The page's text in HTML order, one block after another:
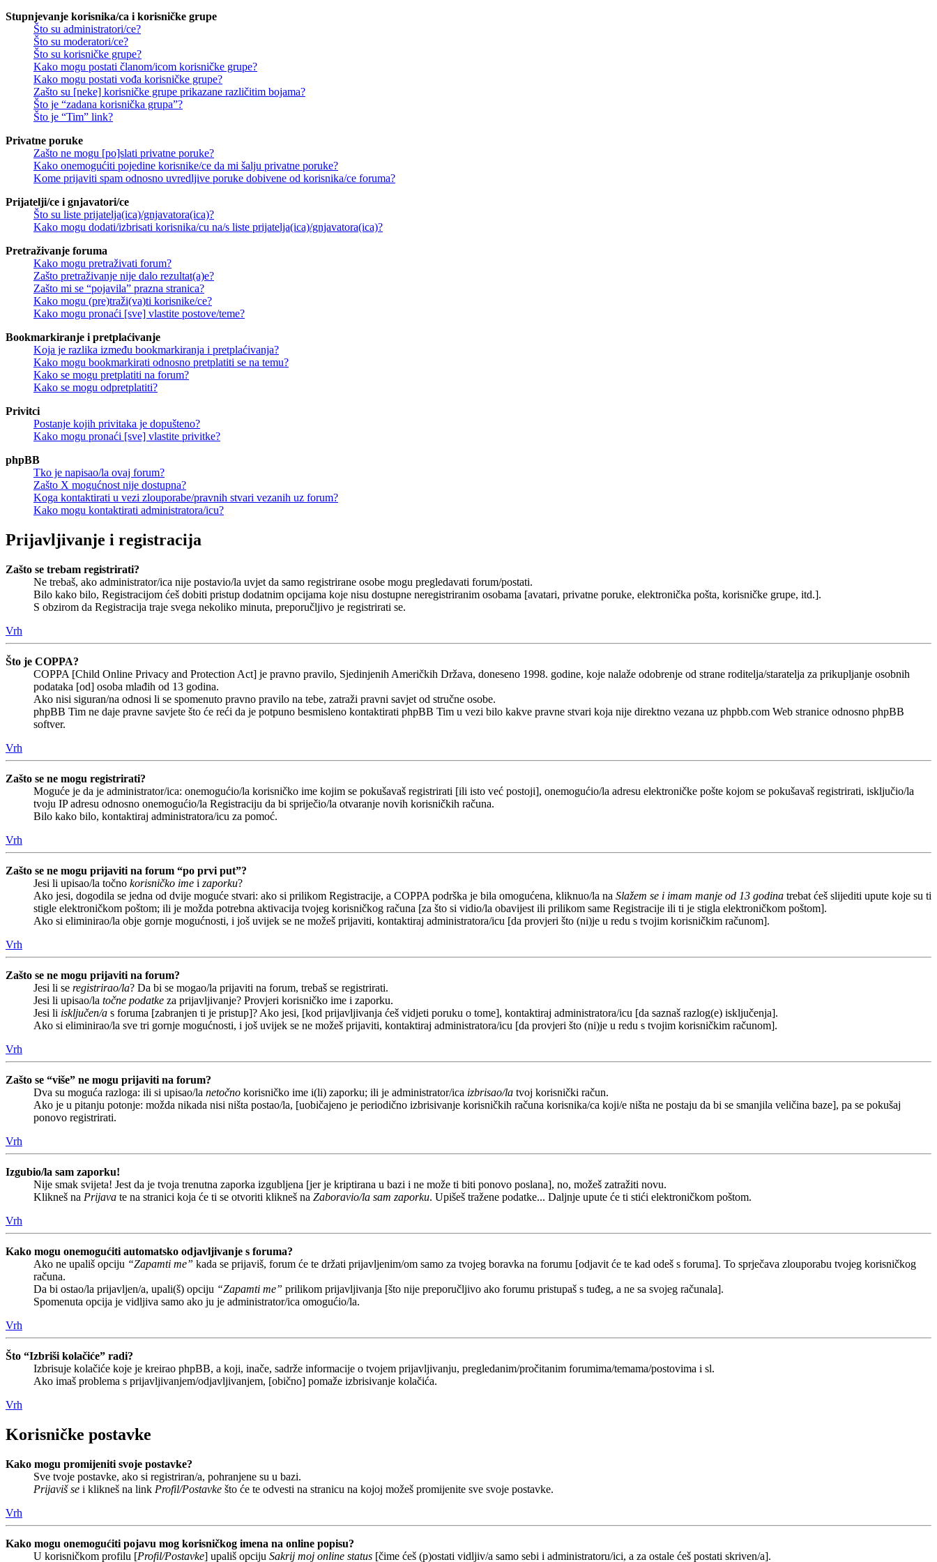
Stupnjevanje korisnika/ca i korisničke grupe
Što su administratori/ce?
Što su moderatori/ce?
Što su korisničke grupe?
Kako mogu postati članom/icom korisničke grupe?
Kako mogu postati vođa korisničke grupe?
Zašto su [neke] korisničke grupe prikazane različitim bojama?
Što je “zadana korisnička grupa”?
Što je “Tim” link?
Privatne poruke
Zašto ne mogu [po]slati privatne poruke?
Kako onemogućiti pojedine korisnike/ce da mi šalju privatne poruke?
Kome prijaviti spam odnosno uvredljive poruke dobivene od korisnika/ce foruma?
Prijatelji/ce i gnjavatori/ce
Što su liste prijatelja(ica)/gnjavatora(ica)?
Kako mogu dodati/izbrisati korisnika/cu na/s liste prijatelja(ica)/gnjavatora(ica)?
Pretraživanje foruma
Kako mogu pretraživati forum?
Zašto pretraživanje nije dalo rezultat(a)e?
Zašto mi se “pojavila” prazna stranica?
Kako mogu (pre)traži(va)ti korisnike/ce?
Kako mogu pronaći [sve] vlastite postove/teme?
Bookmarkiranje i pretplaćivanje
Koja je razlika između bookmarkiranja i pretplaćivanja?
Kako mogu bookmarkirati odnosno pretplatiti se na temu?
Kako se mogu pretplatiti na forum?
Kako se mogu odpretplatiti?
Privitci
Postanje kojih privitaka je dopušteno?
Kako mogu pronaći [sve] vlastite privitke?
phpBB
Tko je napisao/la ovaj forum?
Zašto X mogućnost nije dostupna?
Koga kontaktirati u vezi zlouporabe/pravnih stvari vezanih uz forum?
Kako mogu kontaktirati administratora/icu?
Prijavljivanje i registracija
Zašto se trebam registrirati?
Ne trebaš, ako administrator/ica nije postavio/la uvjet da samo registrirane osobe mogu pregledavati forum/postati.
Bilo kako bilo, Registracijom ćeš dobiti pristup dodatnim opcijama koje nisu dostupne neregistriranim osobama [avatari, privatne poruke, elektronička pošta, korisničke grupe, itd.].
S obzirom da Registracija traje svega nekoliko minuta, preporučljivo je registrirati se.
Vrh
Što je COPPA?
COPPA [Child Online Privacy and Protection Act] je pravno pravilo, Sjedinjenih Američkih Država, doneseno 1998. godine, koje nalaže odobrenje od strane roditelja/staratelja za prikupljanje osobnih
podataka [od] osoba mlađih od 13 godina.
Ako nisi siguran/na odnosi li se spomenuto pravno pravilo na tebe, zatraži pravni savjet od stručne osobe.
phpBB Tim ne daje pravne savjete što će reći da je potpuno besmisleno kontaktirati phpBB Tim u vezi bilo kakve pravne stvari koja nije direktno vezana uz phpbb.com Web stranice odnosno phpBB
softver.
Vrh
Zašto se ne mogu registrirati?
Moguće je da je administrator/ica: onemogućio/la korisničko ime kojim se pokušavaš registrirati [ili isto već postoji], onemogućio/la adresu elektroničke pošte kojom se pokušavaš registrirati, isključio/la
tvoju IP adresu odnosno onemogućio/la Registraciju da bi spriječio/la otvaranje novih korisničkih računa.
Bilo kako bilo, kontaktiraj administratora/icu za pomoć.
Vrh
Zašto se ne mogu prijaviti na forum “po prvi put”?
Jesi li upisao/la točno korisničko ime i zaporku?
Ako jesi, dogodila se jedna od dvije moguće stvari: ako si prilikom Registracije, a COPPA podrška je bila omogućena, kliknuo/la na Slažem se i imam manje od 13 godina trebat ćeš slijediti upute koje su ti
stigle elektroničkom poštom; ili je možda potrebna aktivacija tvojeg korisničkog računa [za što si vidio/la obavijest ili prilikom same Registracije ili ti je stigla elektroničkom poštom].
Ako si eliminirao/la obje gornje mogućnosti, i još uvijek se ne možeš prijaviti, kontaktiraj administratora/icu [da provjeri što (ni)je u redu s tvojim korisničkim računom].
Vrh
Zašto se ne mogu prijaviti na forum?
Jesi li se registrirao/la? Da bi se mogao/la prijaviti na forum, trebaš se registrirati.
Jesi li upisao/la točne podatke za prijavljivanje? Provjeri korisničko ime i zaporku.
Jesi li isključen/a s foruma [zabranjen ti je pristup]? Ako jesi, [kod prijavljivanja ćeš vidjeti poruku o tome], kontaktiraj administratora/icu [da saznaš razlog(e) isključenja].
Ako si eliminirao/la sve tri gornje mogućnosti, i još uvijek se ne možeš prijaviti, kontaktiraj administratora/icu [da provjeri što (ni)je u redu s tvojim korisničkim računom].
Vrh
Zašto se “više” ne mogu prijaviti na forum?
Dva su moguća razloga: ili si upisao/la netočno korisničko ime i(li) zaporku; ili je administrator/ica izbrisao/la tvoj korisnički račun.
Ako je u pitanju potonje: možda nikada nisi ništa postao/la, [uobičajeno je periodično izbrisivanje korisničkih računa korisnika/ca koji/e ništa ne postaju da bi se smanjila veličina baze], pa se pokušaj
ponovo registrirati.
Vrh
Izgubio/la sam zaporku!
Nije smak svijeta! Jest da je tvoja trenutna zaporka izgubljena [jer je kriptirana u bazi i ne može ti biti ponovo poslana], no, možeš zatražiti novu.
Klikneš na Prijava te na stranici koja će ti se otvoriti klikneš na Zaboravio/la sam zaporku. Upišeš tražene podatke... Daljnje upute će ti stići elektroničkom poštom.
Vrh
Kako mogu onemogućiti automatsko odjavljivanje s foruma?
Ako ne upališ opciju “Zapamti me” kada se prijaviš, forum će te držati prijavljenim/om samo za tvojeg boravka na forumu [odjavit će te kad odeš s foruma]. To sprječava zlouporabu tvojeg korisničkog
računa.
Da bi ostao/la prijavljen/a, upali(š) opciju “Zapamti me” prilikom prijavljivanja [što nije preporučljivo ako forumu pristupaš s tuđeg, a ne sa svojeg računala].
Spomenuta opcija je vidljiva samo ako ju je administrator/ica omogućio/la.
Vrh
Što “Izbriši kolačiće” radi?
Izbrisuje kolačiće koje je kreirao phpBB, a koji, inače, sadrže informacije o tvojem prijavljivanju, pregledanim/pročitanim forumima/temama/postovima i sl.
Ako imaš problema s prijavljivanjem/odjavljivanjem, [obično] pomaže izbrisivanje kolačića.
Vrh
Korisničke postavke
Kako mogu promijeniti svoje postavke?
Sve tvoje postavke, ako si registriran/a, pohranjene su u bazi.
Prijaviš se i klikneš na link Profil/Postavke što će te odvesti na stranicu na kojoj možeš promijenite sve svoje postavke.
Vrh
Kako mogu onemogućiti pojavu mog korisničkog imena na online popisu?
U korisničkom profilu [Profil/Postavke] upališ opciju Sakrij moj online status [čime ćeš (p)ostati vidljiv/a samo sebi i administratoru/ici, a za ostale ćeš postati skriven/a].